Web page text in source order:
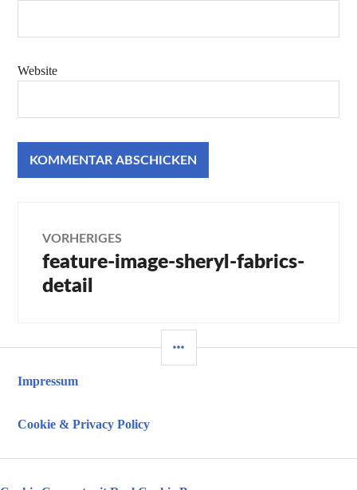
Website
VORHERIGES
Vorheriger
Beitrag:
feature-image-sheryl-fabrics-
detail
Impressum
Cookie & Privacy Policy